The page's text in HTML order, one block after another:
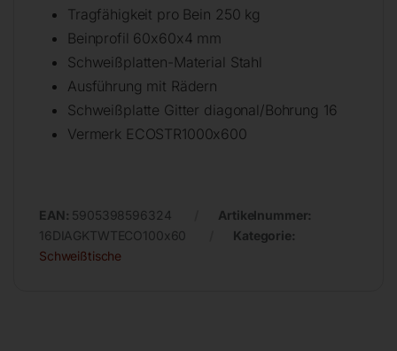
Tragfähigkeit pro Bein 250 kg
Beinprofil 60x60x4 mm
Schweißplatten-Material Stahl
Ausführung mit Rädern
Schweißplatte Gitter diagonal/Bohrung 16
Vermerk ECOSTR1000x600
EAN: 5905398596324
Artikelnummer:
16DIAGKTWTECO100x60
Kategorie:
Schweißtische